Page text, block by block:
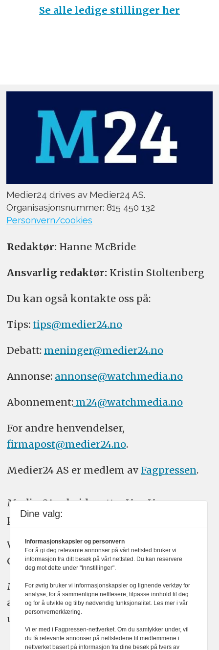
Se alle ledige stillinger her
Medier24 drives av Medier24 AS.
Organisasjonsnummer: 815 450 132
Personvern/cookies
Redaktør: Hanne McBride
Ansvarlig redaktør: Kristin Stoltenberg
Du kan også kontakte oss på:
Tips: tips@medier24.no
Debatt: meninger@medier24.no
Annonse: annonse@watchmedia.no
Abonnement:m24@watchmedia.no
For andre henvendelser,
firmapost@medier24.no.
Medier24 AS er medlem av Fagpressen.
Medier24 arbeider etter Vær Varsom-
plakatens regler for god presseskikk.
Vi bruker KI-verktøy som ChatGPT,
Claude, og Gemini i journalistikken vår.
Medier24s redaksjon har alltid det fulle
ansvar for publisert innhold, med eller
uten bruk av kunstig intelligens.
Dine valg:
Informasjonskapsler og personvern
For å gi deg relevante annonser på vårt nettsted bruker vi
informasjon fra ditt besøk på vårt nettsted. Du kan reservere
deg mot dette under "Innstillinger".
For øvrig bruker vi informasjonskapsler og lignende verktøy for
analyse, for å sammenligne nettlesere, tilpasse innhold til deg
og for å utvikle og tilby nødvendig funksjonalitet. Les mer i vår
personvernerklæring.
Vi er med i Fagpressen-nettverket. Om du samtykker under, vil
du få relevante annonser på nettstedene til medlemmene i
nettverket basert på informasjon fra dine besøk på tvers av